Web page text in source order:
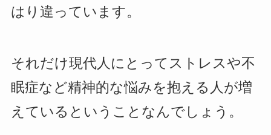
はり違っています。
それだけ現代人にとってストレスや不
眠症など精神的な悩みを抱える人が増
えているということなんでしょう。